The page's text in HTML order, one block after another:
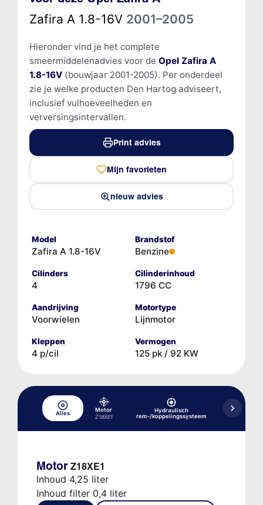
Zafira A 1.8-16V 2001–2005
Hieronder vind je het complete
smeermiddelenadvies voor de Opel Zafira A
1.8-16V(bouwjaar 2001-2005). Per onderdeel
zie je welke producten Den Hartog adviseert,
inclusief vulhoeveelheden en
verversingsintervallen.
Print advies
Mijn favorieten
nieuw advies
Model
Zafira A 1.8-16V
Brandstof
Benzine
Cilinders
4
Cilinderinhoud
1796 CC
Aandrijving
Voorwielen
Motortype
Lijnmotor
Kleppen
4 p/cil
Vermogen
125 pk / 92 KW
Alles
Motor
Z18XE1
Hydraulisch
rem-/koppelingssysteem
Koelsysteem
Motor Z18XE1
Inhoud 4,25 liter
Inhoud filter 0,4 liter